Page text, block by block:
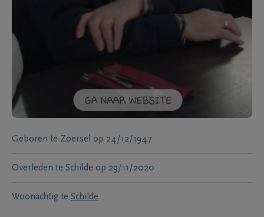
Geboren te Zoersel op 24/12/1947
Overleden te Schilde op 29/11/2020
Woonachtig te Schilde